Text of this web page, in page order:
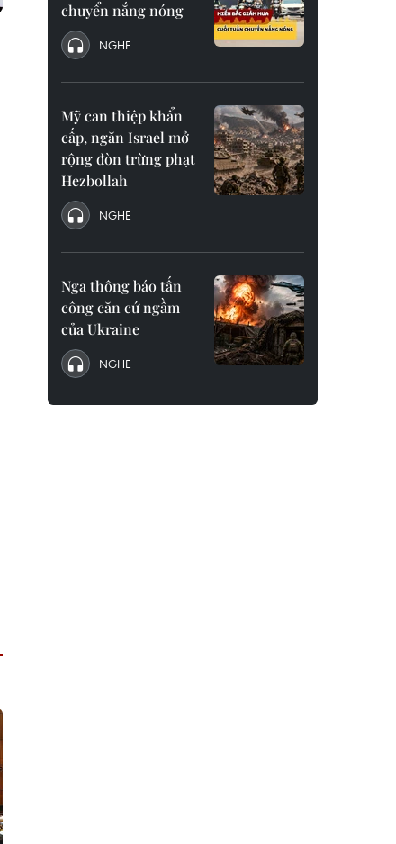
chuyển nắng nóng
NGHE
Mỹ can thiệp khẩn
cấp, ngăn Israel mở
rộng đòn trừng phạt
Hezbollah
NGHE
Nga thông báo tấn
công căn cứ ngầm
của Ukraine
NGHE